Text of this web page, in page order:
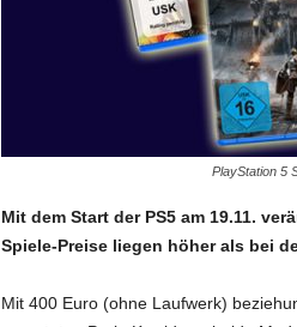
PlayStation 5
Mit dem Start der PS5 am 19.11.
Spiele-Preise liegen höher als bei
Mit 400 Euro (ohne Laufwerk)